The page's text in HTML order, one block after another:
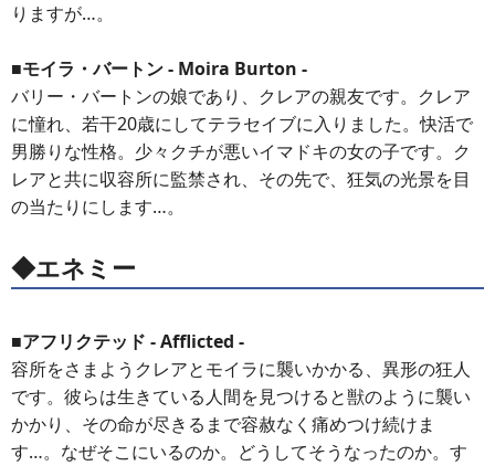
りますが…。
■モイラ・バートン - Moira Burton -
バリー・バートンの娘であり、クレアの親友です。クレア
に憧れ、若干20歳にしてテラセイブに入りました。快活で
男勝りな性格。少々クチが悪いイマドキの女の子です。ク
レアと共に収容所に監禁され、その先で、狂気の光景を目
の当たりにします…。
◆エネミー
■アフリクテッド - Afflicted -
容所をさまようクレアとモイラに襲いかかる、異形の狂人
です。彼らは生きている人間を見つけると獣のように襲い
かかり、その命が尽きるまで容赦なく痛めつけ続けま
す…。なぜそこにいるのか。どうしてそうなったのか。す